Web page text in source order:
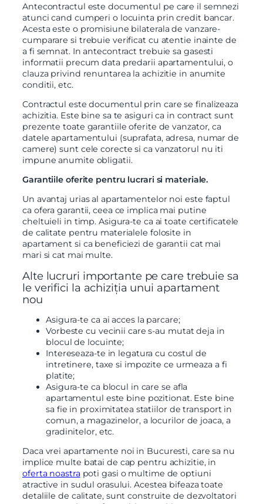
Antecontractul este documentul pe care il semnezi
atunci cand cumperi o locuinta prin credit bancar.
Acesta este o promisiune bilaterala de vanzare-
cumparare si trebuie verificat cu atentie inainte de
a fi semnat. In antecontract trebuie sa gasesti
informatii precum data predarii apartamentului, o
clauza privind renuntarea la achizitie in anumite
conditii, etc.
Contractul este documentul prin care se finalizeaza
achizitia. Este bine sa te asiguri ca in contract sunt
prezente toate garantiile oferite de vanzator, ca
datele apartamentului (suprafata, adresa, numar de
camere) sunt cele corecte si ca vanzatorul nu iti
impune anumite obligatii.
Garantiile oferite pentru lucrari si materiale.
Un avantaj urias al apartamentelor noi este faptul
ca ofera garantii, ceea ce implica mai putine
cheltuieli in timp. Asigura-te ca ai toate certificatele
de calitate pentru materialele folosite in
apartament si ca beneficiezi de garantii cat mai
mari si cat mai multe.
Alte lucruri importante pe care trebuie sa
le verifici la achiziția unui apartament
nou
Asigura-te ca ai acces la parcare;
Vorbeste cu vecinii care s-au mutat deja in
blocul de locuinte;
Intereseaza-te in legatura cu costul de
intretinere, taxe si impozite ce urmeaza a fi
platite;
Asigura-te ca blocul in care se afla
apartamentul este bine pozitionat. Este bine
sa fie in proximitatea statiilor de transport in
comun, a magazinelor, a locurilor de joaca, a
gradinitelor, etc.
Daca vrei apartamente noi in Bucuresti, care sa nu
implice multe batai de cap pentru achizitie, in
oferta noastra poti gasi o multime de optiuni
atractive in sudul orasului. Acestea bifeaza toate
detaliile de calitate, sunt construite de dezvoltatori